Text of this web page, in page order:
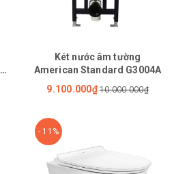
Két nước âm tường
American Standard G3004A
9.100.000₫ 10.000.000₫
- 11%